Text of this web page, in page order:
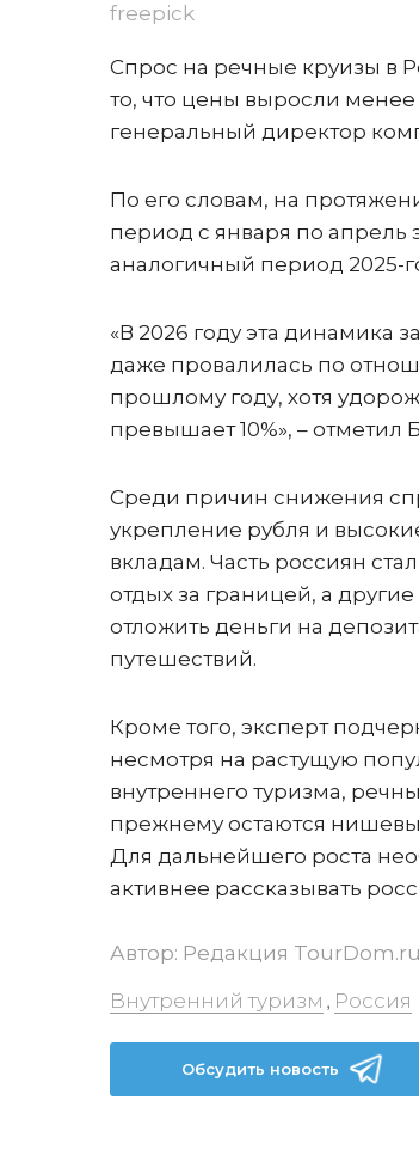
freepick
Спрос на речные круизы в
то, что цены выросли
генеральный директор
По его словам, на
период с января по апрель
аналогичный период 2025-
«В 2026 году эта динамика
даже провалилась по
прошлому году, хотя
превышает 10%», – отметил
Среди причин снижения
укрепление рубля и
вкладам. Часть россиян
отдых за границей, а
отложить деньги на
путешествий.
Кроме того, эксперт
несмотря на растущую
внутреннего туризма,
прежнему остаются
Для дальнейшего роста
активнее рассказывать
Автор: Редакция TourDom.ru
Внутренний туризм , Россия
Обсудить новость